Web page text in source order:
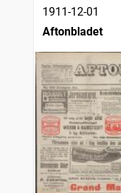
1911-12-01
Aftonbladet